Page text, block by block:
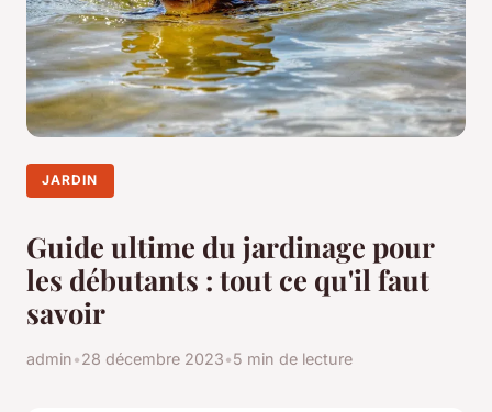
JARDIN
Guide ultime du jardinage pour
les débutants : tout ce qu'il faut
savoir
admin•28 décembre 2023•5 min de lecture